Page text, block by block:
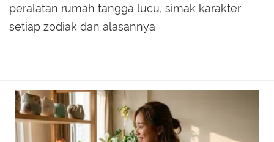
peralatan rumah tangga lucu, simak karakter
setiap zodiak dan alasannya